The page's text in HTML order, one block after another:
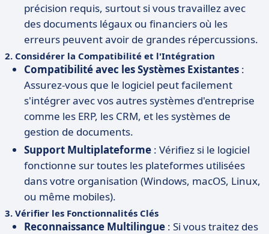
précision requis, surtout si vous travaillez avec
des documents légaux ou financiers où les
erreurs peuvent avoir de grandes répercussions.
2. Considérer la Compatibilité et l'Intégration
Compatibilité avec les Systèmes Existantes :
Assurez-vous que le logiciel peut facilement
s'intégrer avec vos autres systèmes d'entreprise
comme les ERP, les CRM, et les systèmes de
gestion de documents.
Support Multiplateforme : Vérifiez si le logiciel
fonctionne sur toutes les plateformes utilisées
dans votre organisation (Windows, macOS, Linux,
ou même mobiles).
3. Vérifier les Fonctionnalités Clés
Reconnaissance Multilingue : Si vous traitez des